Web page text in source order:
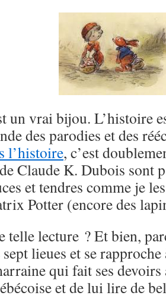
un vrai bijou. L’histoire
des parodies et des
l’histoire, c’est
Claude K. Dubois sont
et tendres comme je
Potter (encore des
telle lecture ? Et bien,
lieues et se
qui fait ses
et de lui lire de